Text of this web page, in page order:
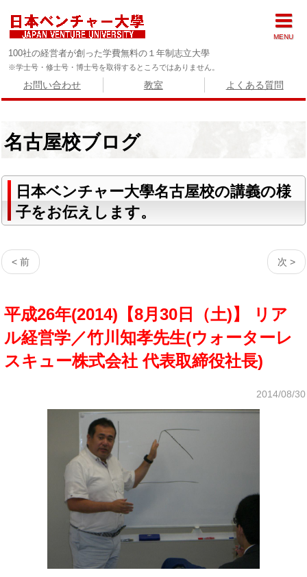
100社の経営者が創った学費無料の１年制志立大學
※学士号・修士号・博士号を取得するところではありません。
お問い合わせ 教室 よくある質問
名古屋校ブログ
日本ベンチャー大學名古屋校の講義の様
子をお伝えします。
< 前 次 >
平成26年(2014)【8月30日（土)】 リア
ル経営学／竹川知孝先生(ウォーターレ
スキュー株式会社 代表取締役社長)
2014/08/30
MENU